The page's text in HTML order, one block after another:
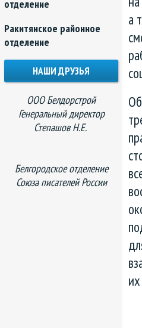
а
отделение
Ракитянское районное
отделение
НАШИ ДРУЗЬЯ
ООО Белдорстрой
Генеральный директор
Степашов Н.Е.
Белгородское отделение
Союза писателей России